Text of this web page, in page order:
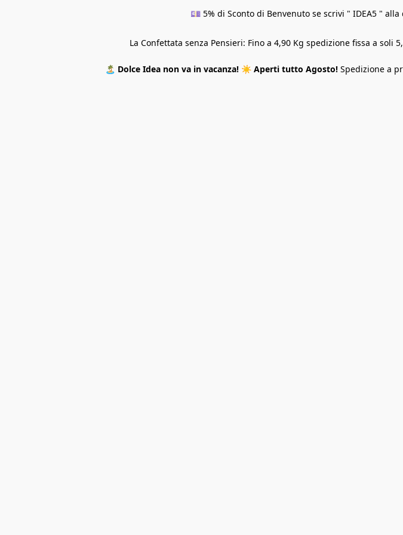
💷 5% di Sconto di Benvenuto se scrivi " IDEA5 "
La Confettata senza Pensieri: Fino a 4,90 Kg spedizione fissa a soli
🏝️ Dolce Idea non va in vacanza! ☀️ Aperti tutto Agosto! Spedizione a